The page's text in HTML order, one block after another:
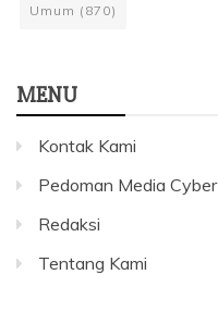
Umum (870)
MENU
Kontak Kami
Pedoman Media Cyber
Redaksi
Tentang Kami